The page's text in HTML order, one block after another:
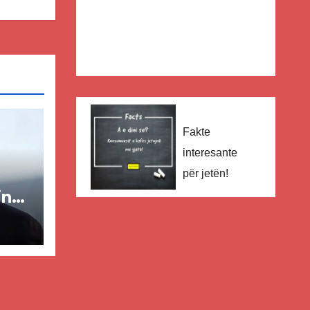
Fakte
interesante
për jetën!